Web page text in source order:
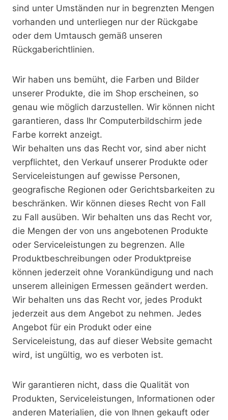
sind unter Umständen nur in begrenzten Mengen
vorhanden und unterliegen nur der Rückgabe
oder dem Umtausch gemäß unseren
Rückgaberichtlinien.
Wir haben uns bemüht, die Farben und Bilder
unserer Produkte, die im Shop erscheinen, so
genau wie möglich darzustellen. Wir können nicht
garantieren, dass Ihr Computerbildschirm jede
Farbe korrekt anzeigt.
Wir behalten uns das Recht vor, sind aber nicht
verpflichtet, den Verkauf unserer Produkte oder
Serviceleistungen auf gewisse Personen,
geografische Regionen oder Gerichtsbarkeiten zu
beschränken. Wir können dieses Recht von Fall
zu Fall ausüben. Wir behalten uns das Recht vor,
die Mengen der von uns angebotenen Produkte
oder Serviceleistungen zu begrenzen. Alle
Produktbeschreibungen oder Produktpreise
können jederzeit ohne Vorankündigung und nach
unserem alleinigen Ermessen geändert werden.
Wir behalten uns das Recht vor, jedes Produkt
jederzeit aus dem Angebot zu nehmen. Jedes
Angebot für ein Produkt oder eine
Serviceleistung, das auf dieser Website gemacht
wird, ist ungültig, wo es verboten ist.
Wir garantieren nicht, dass die Qualität von
Produkten, Serviceleistungen, Informationen oder
anderen Materialien, die von Ihnen gekauft oder